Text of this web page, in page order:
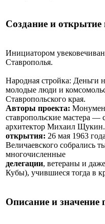
Создание и открытие
Инициатором
Ставрополья.
Народная стройка: Деньги
молодые люди и
Ставропольского края.
Авторы проекта:
ставропольские мастера
архитектор Михаил Щукин.
открытия: 26 мая 1963
Величаевского собрались
многочисленные
делегации, ветераны и
Кубы), учившиеся тогда в
Описание и значение